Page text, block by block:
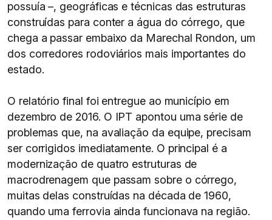
possuía –, geográficas e técnicas das estruturas
construídas para conter a água do córrego, que
chega a passar embaixo da Marechal Rondon, um
dos corredores rodoviários mais importantes do
estado.
O relatório final foi entregue ao município em
dezembro de 2016. O IPT apontou uma série de
problemas que, na avaliação da equipe, precisam
ser corrigidos imediatamente. O principal é a
modernização de quatro estruturas de
macrodrenagem que passam sobre o córrego,
muitas delas construídas na década de 1960,
quando uma ferrovia ainda funcionava na região.